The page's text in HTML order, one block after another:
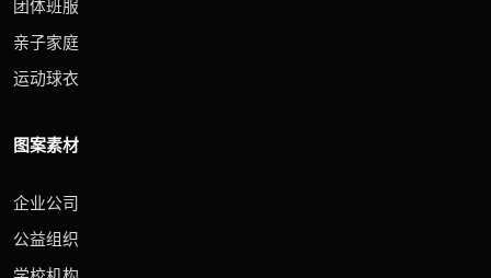
团体班服
亲子家庭
运动球衣
图案素材
企业公司
公益组织